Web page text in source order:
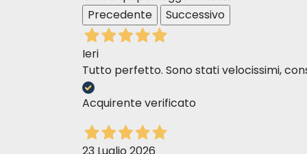
Czy przekąska Bauveg Snack Veg
Jak najbardziej! Na stronie
także Sweet Potato Snack i Sweet Potato
W jaki sposób produkt jest
torebkę i przechowywać ją w chłodnym,
Precedente
Successivo
Ieri
Tutto perfetto. Sono stati velocissimi,
Acquirente verificato